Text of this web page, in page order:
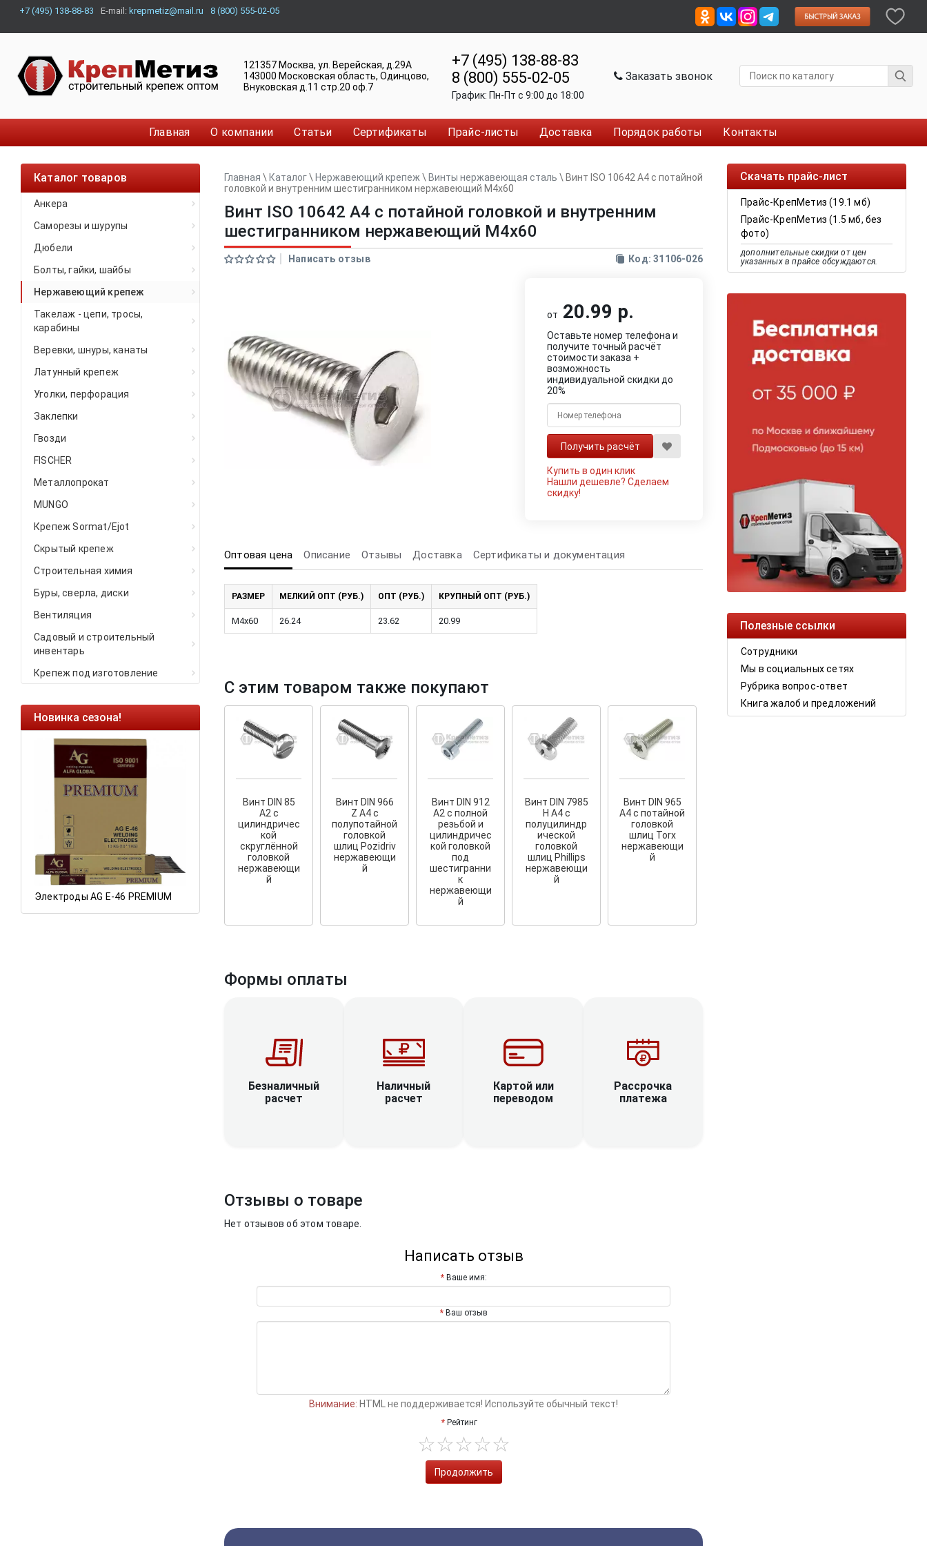
+7 (495) 138-88-83 E-mail: krepmetiz@mail.ru 8 (800) 555-02-05
121357 Москва, ул. Верейская, д.29А
143000 Московская область, Одинцово,
Внуковская д.11 стр.20 оф.7
+7 (495) 138-88-83
8 (800) 555-02-05
График: Пн-Пт c 9:00 до 18:00
Заказать звонок
Главная О компании Статьи Сертификаты Прайс-листы Доставка Порядок работы Контакты
Каталог товаров
Анкера
Саморезы и шурупы
Дюбели
Болты, гайки, шайбы
Нержавеющий крепеж
Такелаж - цепи, тросы,
карабины
Веревки, шнуры, канаты
Латунный крепеж
Уголки, перфорация
Заклепки
Гвозди
FISCHER
Металлопрокат
MUNGO
Крепеж Sormat/Ejot
Скрытый крепеж
Строительная химия
Буры, сверла, диски
Вентиляция
Садовый и строительный
инвентарь
Крепеж под изготовление
Новинка сезона!
Электроды AG E-46 PREMIUM
Ликвидация остатков!
Саморезы кровельные HKR-R
HARPOON EURO
остатков по ценам 2020 года!
Cкрытый крепеж
Крепление террас и фасадов
и фасадов.
Скачать прайс-лист
Прайс-КрепМетиз (19.1 мб)
Прайс-КрепМетиз (1.5 мб, без
фото)
дополнительные скидки от цен
указанных в прайсе обсуждаются.
Полезные ссылки
Сотрудники
Мы в социальных сетях
Рубрика вопрос-ответ
Книга жалоб и предложений
Главная \ Каталог\ Нержавеющий крепеж \ Винты нержавеющая сталь \ Винт ISO 10642 A4 с потайной
головкой и внутренним шестигранником нержавеющий M4x60
Винт ISO 10642 A4 с потайной головкой и внутренним
шестигранником нержавеющий M4x60
Написать отзыв Код: 31106-026
от 20.99 р.
Оставьте номер телефона и
получите точный расчёт
стоимости заказа +
возможность
индивидуальной скидки до
20%
Купить в один клик
Нашли дешевле?Сделаем
скидку!
Оптовая цена Описание Отзывы Доставка Сертификаты и документация
РАЗМЕР МЕЛКИЙ ОПТ (РУБ.) ОПТ (РУБ.) КРУПНЫЙ ОПТ (РУБ.)
M4x60 26.24 23.62 20.99
С этим товаром также покупают
Винт DIN 85
А2 с
цилиндричес
кой
скруглённой
головкой
нержавеющи
й
Винт DIN 966
Z A4 с
полупотайной
головкой
шлиц Pozidriv
нержавеющи
й
Винт DIN 912
A2 с полной
резьбой и
цилиндричес
кой головкой
под
шестигранни
к
нержавеющи
й
Винт DIN 7985
H A4 с
полуцилиндр
ической
головкой
шлиц Phillips
нержавеющи
й
Винт DIN 965
A4 с потайной
головкой
шлиц Torx
нержавеющи
й
Формы оплаты
Безналичный
расчет
Наличный
расчет
Картой или
переводом
Рассрочка
платежа
Отзывы о товаре
Нет отзывов об этом товаре.
Написать отзыв
Ваше имя:
Ваш отзыв
Внимание: HTML не поддерживается! Используйте обычный текст!
Рейтинг
Продолжить